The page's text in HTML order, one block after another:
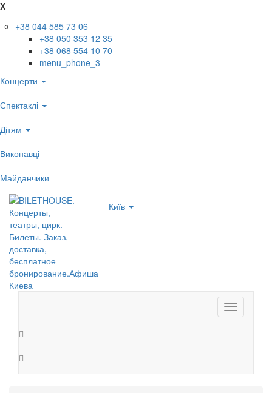
X
+38 044 585 73 06
+38 050 353 12 35
+38 068 554 10 70
menu_phone_3
Концерти
Спектаклі
Дітям
Виконавці
Майданчики
Київ
Toggle
navigation